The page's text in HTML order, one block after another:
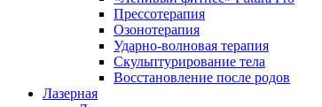
Прессотерапия
Озонотерапия
Ударно-волновая терапия
Скульптурирование тела
Восстановление после родов
Лазерная